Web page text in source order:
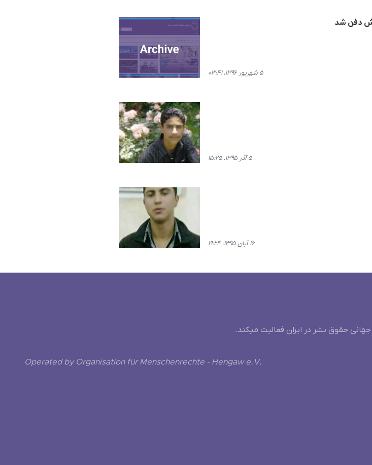
دفن شد
۵ شهریور ۱۳۹۶، ۰۳:۴۱
۵ آذر ۱۳۹۵، ۱۵:۲۵
۱۶ آبان ۱۳۹۵، ۱۹:۲۴
حقوق بشر در ایران فعالیت میکند.
Operated by Organisation für Menschenrechte - Hengaw e.V.